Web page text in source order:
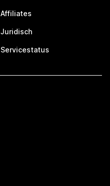
Affiliates
Juridisch
Servicestatus